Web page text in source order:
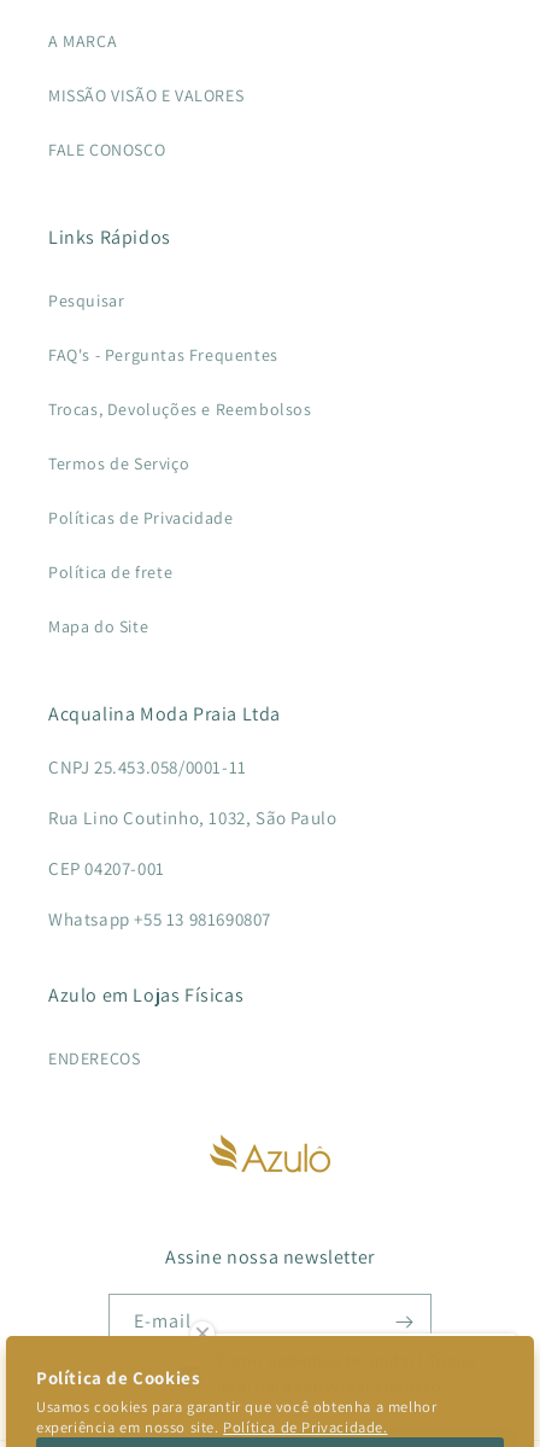
A MARCA
MISSÃO VISÃO E VALORES
FALE CONOSCO
Links Rápidos
Pesquisar
FAQ's - Perguntas Frequentes
Trocas, Devoluções e Reembolsos
Termos de Serviço
Políticas de Privacidade
Política de frete
Mapa do Site
Acqualina Moda Praia Ltda
CNPJ 25.453.058/0001-11
Rua Lino Coutinho, 1032, São Paulo
CEP 04207-001
Whatsapp +55 13 981690807
Azulo em Lojas Físicas
ENDEREÇOS
Assine nossa newsletter
E-mail
Facebook